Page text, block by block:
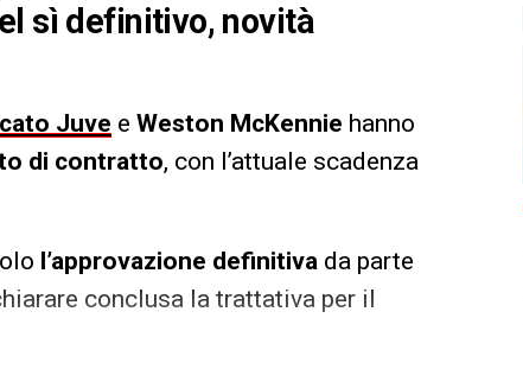
sì definitivo, novità
Juve e Weston McKennie hanno
di contratto, con l’attuale scadenza
l’approvazione definitiva da parte
conclusa la trattativa per il